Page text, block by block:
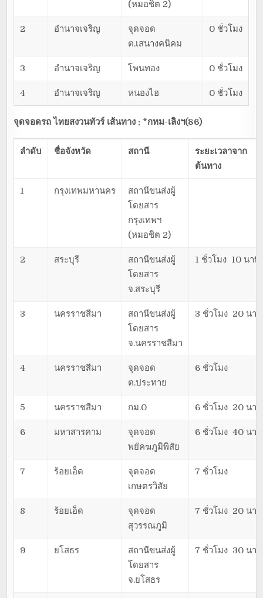
(หมอชิต 2)
2 อำนาจเจริญ
จุดจอด
ต.เสนางคนิคม
0 ชั่วโมง
3 อำนาจเจริญ โพนทอง 0 ชั่วโมง
4 อำนาจเจริญ หนองไฮ 0 ชั่วโมง
จุดจอดรถ ไทยสงวนทัวร์ เส้นทาง : *กทม-เลิงฯ(86)
ลำดับ ชื่อจังหวัด สถานี
ระยะเวลาจาก
ต้นทาง
1 กรุงเทพมหานคร
สถานีขนส่งผู้
โดยสาร
กรุงเทพฯ
(หมอชิต 2)
2 สระบุรี
สถานีขนส่งผู้
โดยสาร
จ.สระบุรี
1 ชั่วโมง 10 นาที
3 นครราชสีมา
สถานีขนส่งผู้
โดยสาร
จ.นครราชสีมา
3 ชั่วโมง 20 นาที
4 นครราชสีมา
จุดจอด
ต.ประทาย
6 ชั่วโมง
5 นครราชสีมา กม.0 6 ชั่วโมง 20 นาที
6 มหาสารคาม
จุดจอด
พยัคฆภูมิพิสัย
6 ชั่วโมง 40 นาที
7 ร้อยเอ็ด
จุดจอด
เกษตรวิสัย
7 ชั่วโมง
8 ร้อยเอ็ด
จุดจอด
สุวรรณภูมิ
7 ชั่วโมง 20 นาที
9 ยโสธร
สถานีขนส่งผู้
โดยสาร
จ.ยโสธร
7 ชั่วโมง 30 นาที